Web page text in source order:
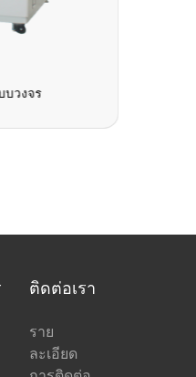
บวงจร
ติดต่อเรา
ราย
ละเอียด